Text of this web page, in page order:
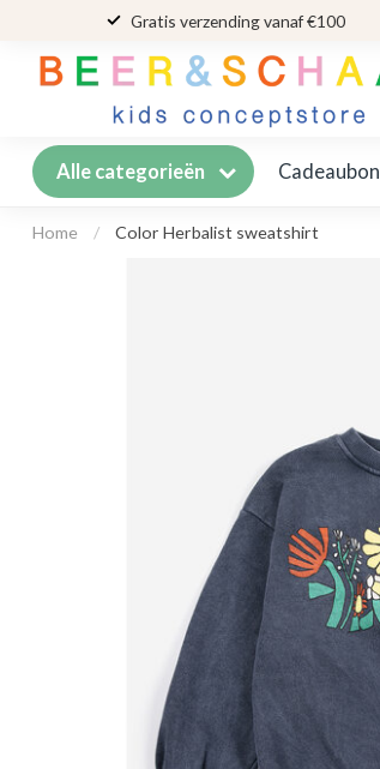
Gratis verzending vanaf €100
Alle categorieën Cadeaubon
Home / Color Herbalist sweatshirt